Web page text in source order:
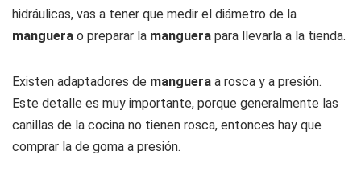
hidráulicas, vas a tener que medir el diámetro de la
manguera o preparar la manguera para llevarla a la tienda.
Existen adaptadores de manguera a rosca y a presión.
Este detalle es muy importante, porque generalmente las
canillas de la cocina no tienen rosca, entonces hay que
comprar la de goma a presión.